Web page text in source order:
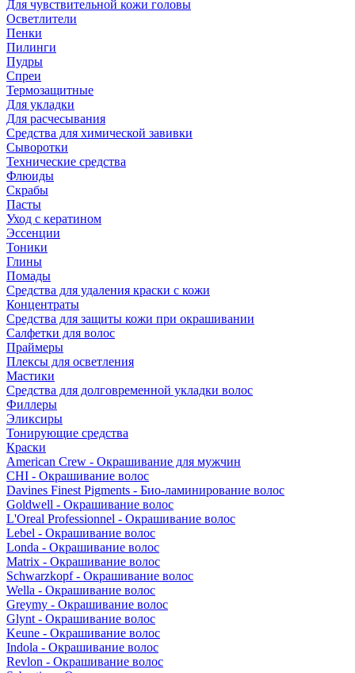
Для чувствительной кожи головы
Осветлители
Пенки
Пилинги
Пудры
Спреи
Термозащитные
Для укладки
Для расчесывания
Средства для химической завивки
Сыворотки
Технические средства
Флюиды
Скрабы
Пасты
Уход с кератином
Эссенции
Тоники
Глины
Помады
Средства для удаления краски с кожи
Концентраты
Средства для защиты кожи при окрашивании
Салфетки для волос
Праймеры
Плексы для осветления
Мастики
Средства для долговременной укладки волос
Филлеры
Эликсиры
Тонирующие средства
Краски
American Crew - Окрашивание для мужчин
CHI - Окрашивание волос
Davines Finest Pigments - Био-ламинирование волос
Goldwell - Окрашивание волос
L'Oreal Professionnel - Окрашивание волос
Lebel - Окрашивание волос
Londa - Окрашивание волос
Matrix - Окрашивание волос
Schwarzkopf - Окрашивание волос
Wella - Окрашивание волос
Greymy - Окрашивание волос
Glynt - Окрашивание волос
Keune - Окрашивание волос
Indola - Окрашивание волос
Revlon - Окрашивание волос